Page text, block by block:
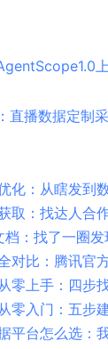
直播数据定制